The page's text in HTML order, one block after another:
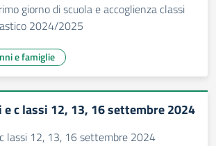
giorno di scuola e accoglienza classi
2024/2025
e famiglie
c lassi 12, 13, 16 settembre 2024
lassi 12, 13, 16 settembre 2024